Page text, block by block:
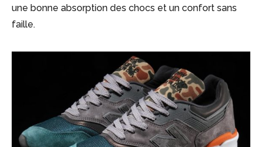
une bonne absorption des chocs et un confort sans
faille.